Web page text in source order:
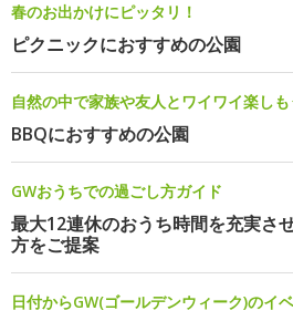
春のお出かけにピッタリ！
ピクニックにおすすめの公園
自然の中で家族や友人とワイワイ楽しも
BBQにおすすめの公園
GWおうちでの過ごし方ガイド
最大12連休のおうち時間を充実さ
方をご提案
日付からGW(ゴールデンウィーク)のイ